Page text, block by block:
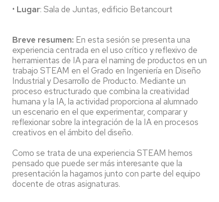
• Lugar: Sala de Juntas, edificio Betancourt
Breve resumen: En esta sesión se presenta una
experiencia centrada en el uso crítico y reflexivo de
herramientas de IA para el naming de productos en un
trabajo STEAM en el Grado en Ingeniería en Diseño
Industrial y Desarrollo de Producto. Mediante un
proceso estructurado que combina la creatividad
humana y la IA, la actividad proporciona al alumnado
un escenario en el que experimentar, comparar y
reflexionar sobre la integración de la IA en procesos
creativos en el ámbito del diseño.
Como se trata de una experiencia STEAM hemos
pensado que puede ser más interesante que la
presentación la hagamos junto con parte del equipo
docente de otras asignaturas.